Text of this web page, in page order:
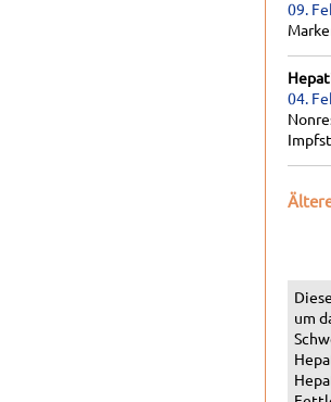
09.
04.
um